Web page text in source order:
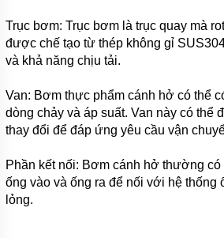
MÁY
BƠM
CHÌM
HÚT
MEUDY
MÁY
BƠM
HÚT
NƯỚC
THẢI
FIRMLY
Trục bơm: Trục bơm là trục quay mà
được chế tạo từ thép không gỉ
và khả năng chịu tải.
Van: Bơm thực phẩm cánh hở có thể
dòng chảy và áp suất. Van này có thể
thay đổi để đáp ứng yêu cầu vận
Phần kết nối: Bơm cánh hở thường
ống vào và ống ra để nối với hệ thống
lỏng.